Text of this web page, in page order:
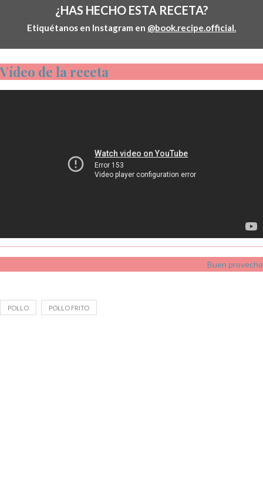
¿HAS HECHO ESTA RECETA?
Etiquétanos en Instagram en @book.recipe.official.
Vídeo de la receta
Buen provecho
POLLO POLLO FRITO